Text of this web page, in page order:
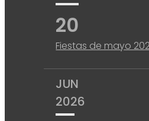
20
Fiestas de mayo
JUN
2026